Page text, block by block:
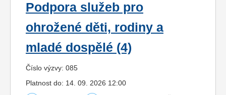
Podpora služeb pro
ohrožené děti, rodiny a
mladé dospělé (4)
Číslo výzvy: 085
Platnost do: 14. 09. 2026 12:00